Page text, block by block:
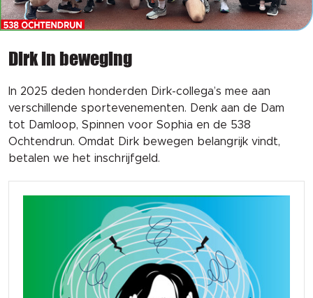
Dirk in beweging
In 2025 deden honderden Dirk-collega’s mee aan
verschillende sportevenementen. Denk aan de Dam
tot Damloop, Spinnen voor Sophia en de 538
Ochtendrun. Omdat Dirk bewegen belangrijk vindt,
betalen we het inschrijfgeld.